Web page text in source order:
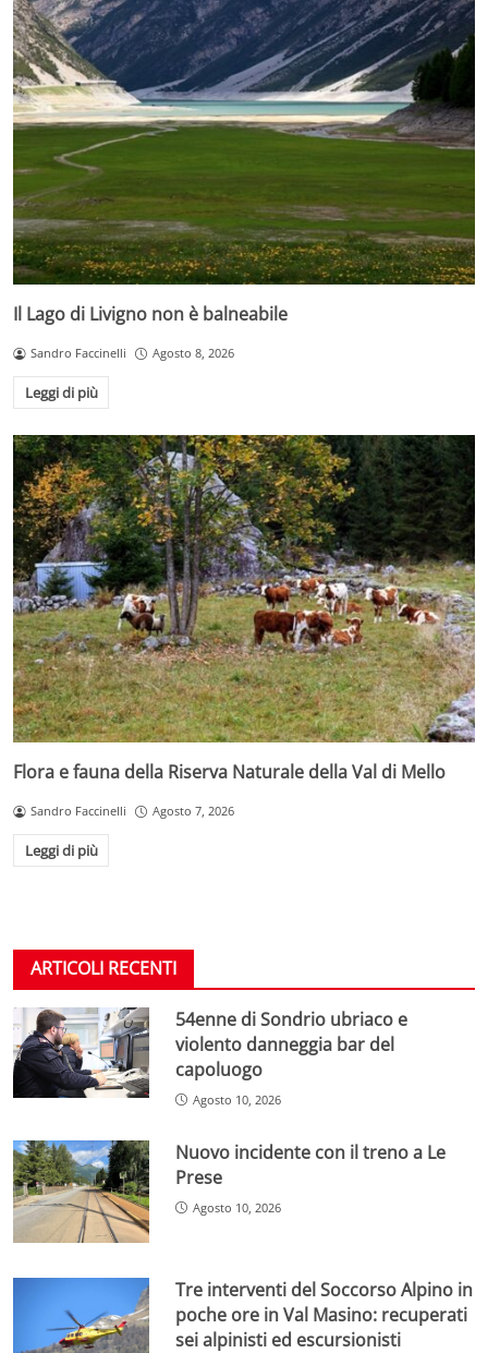
Il Lago di Livigno non è balneabile
Sandro Faccinelli Agosto 8, 2026
Leggi di più
Flora e fauna della Riserva Naturale della Val di Mello
Sandro Faccinelli Agosto 7, 2026
Leggi di più
ARTICOLI RECENTI
54enne di Sondrio ubriaco e
violento danneggia bar del
capoluogo
Agosto 10, 2026
Nuovo incidente con il treno a Le
Prese
Agosto 10, 2026
Tre interventi del Soccorso Alpino in
poche ore in Val Masino: recuperati
sei alpinisti ed escursionisti